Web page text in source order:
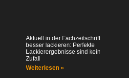
Aktuell in der Fachzeitschrift
besser lackieren: Perfekte
Lackierergebnisse sind kein
Zufall
Weiterlesen »